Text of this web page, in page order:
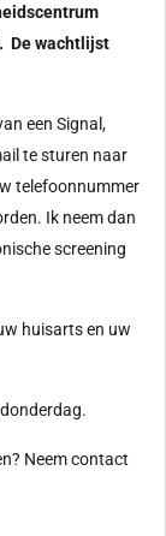
De wachtlijst
een Signal,
te sturen naar
telefoonnummer
Ik neem dan
screening
huisarts en uw
Neem contact